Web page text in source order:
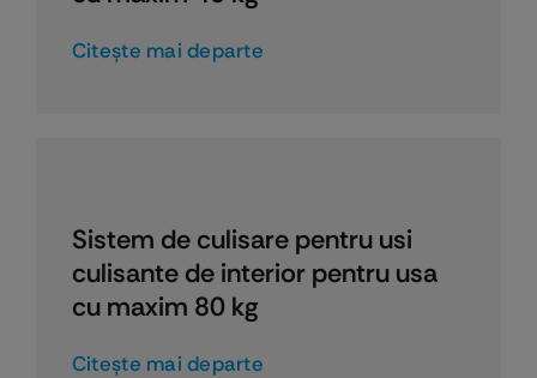
Citeşte mai departe
Sistem de culisare pentru usi
culisante de interior pentru usa
cu maxim 80 kg
Citeşte mai departe